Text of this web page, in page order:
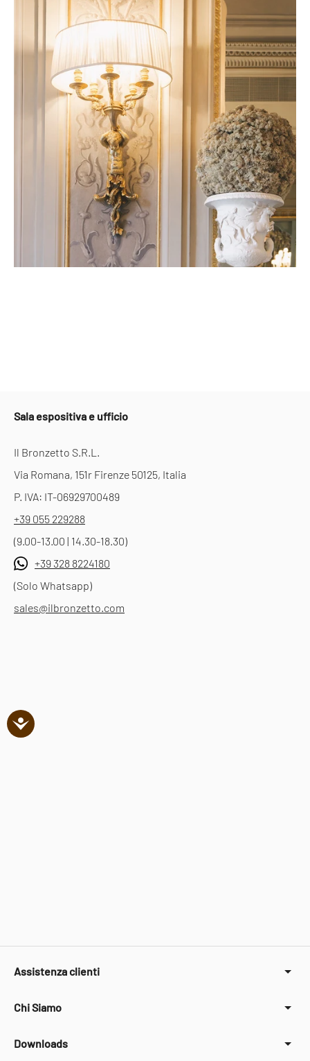
Sala espositiva e ufficio
Il Bronzetto S.R.L.
Via Romana, 151r Firenze 50125, Italia
P. IVA: IT-06929700489
+39 055 229288
(9.00-13.00 | 14.30-18.30)
+39 328 8224180
(Solo Whatsapp)
sales@ilbronzetto.com
Assistenza clienti
Chi Siamo
Downloads